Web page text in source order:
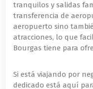
tranquilos y salidas
transferencia de
aeropuerto sino
atracciones, lo que
Bourgas tiene para
Si está viajando por
dedicado está aquí